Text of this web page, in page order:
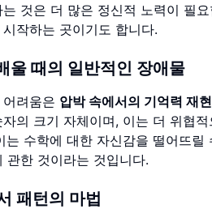
는 것은 더 많은 정신적 노력이 필
작하는 곳이기도 합니다.
울 때의 일반적인 장애물
려움은 압박 속에서의 기억력 재현
자의 크기 자체이며, 이는 더 위협
는 수학에 대한 자신감을 떨어뜨
관한 것이라는 것입니다.
패턴의 마법